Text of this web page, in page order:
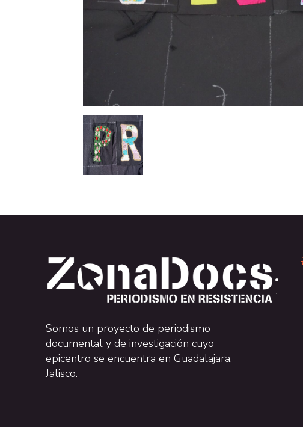
.
.
Somos un proyecto de periodismo
documental y de investigación cuyo
epicentro se encuentra en Guadalajara,
Jalisco.